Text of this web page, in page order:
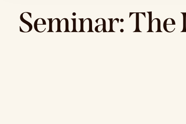
Seminar: